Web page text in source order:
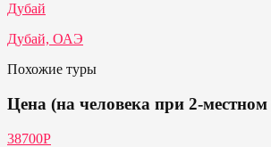
Дубай
Дубай, ОАЭ
Похожие туры
Цена (на человека при 2-
38700Р